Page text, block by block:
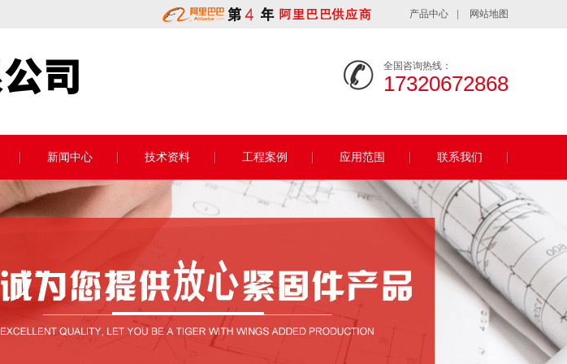
产品中心 网站地图
全国咨询热线：
17320672868
新闻中心 技术资料 工程案例 应用范围 联系我们